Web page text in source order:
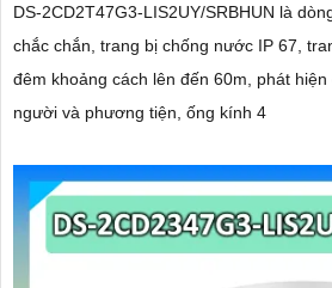
DS-2CD2T47G3-LIS2UY/SRBHUN là
chắc chắn, trang bị chống nước IP 67, trang bị khả năng nhìn có màu vào ban
đêm khoảng cách lên đến 60m, phát
người và phương tiện, ống kính 4